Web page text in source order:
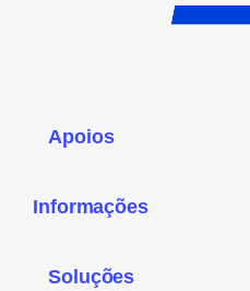
Apoios
Informações
Soluções